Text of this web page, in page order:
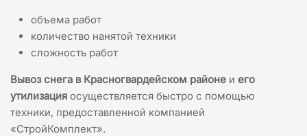
объема работ
количество нанятой техники
сложность работ
Вывоз снега в Красногвардейском районе и его
утилизация осуществляется быстро с помощью
техники, предоставленной компанией
«СтройКомплект».